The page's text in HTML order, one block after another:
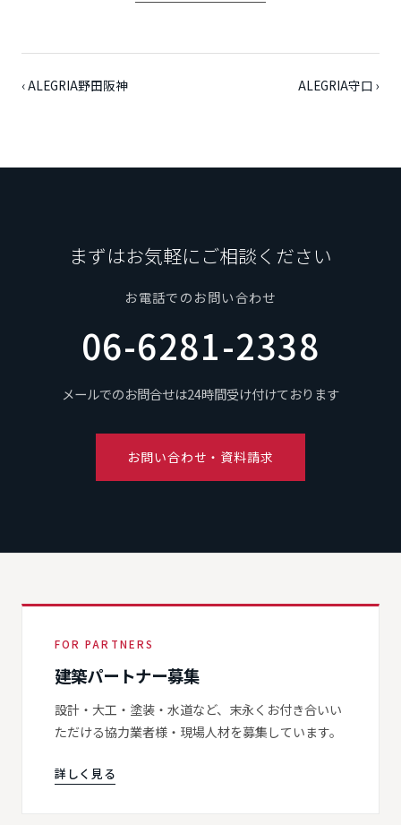
‹ ALEGRIA野田阪神 ALEGRIA守口 ›
まずはお気軽にご相談ください
お電話でのお問い合わせ
06-6281-2338
メールでのお問合せは24時間受け付けております
お問い合わせ・資料請求
FOR PARTNERS
建築パートナー募集
設計・大工・塗装・水道など、末永くお付き合いい
ただける協力業者様・現場人材を募集しています。
詳しく見る